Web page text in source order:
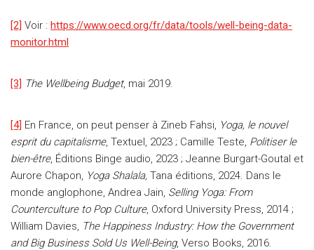
[2] Voir : https://www.oecd.org/fr/data/tools/well-being-data-
monitor.html
[3] The Wellbeing Budget, mai 2019.
[4] En France, on peut penser à Zineb Fahsi, Yoga, le nouvel
esprit du capitalisme, Textuel, 2023 ; Camille Teste, Politiser le
bien-être, Éditions Binge audio, 2023 ; Jeanne Burgart-Goutal et
Aurore Chapon, Yoga Shalala, Tana éditions, 2024. Dans le
monde anglophone, Andrea Jain, Selling Yoga: From
Counterculture to Pop Culture, Oxford University Press, 2014 ;
William Davies, The Happiness Industry: How the Government
and Big Business Sold Us Well-Being, Verso Books, 2016.